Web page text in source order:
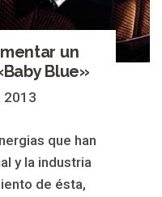
un
Blue»
2013
que han
y la industria
de ésta,